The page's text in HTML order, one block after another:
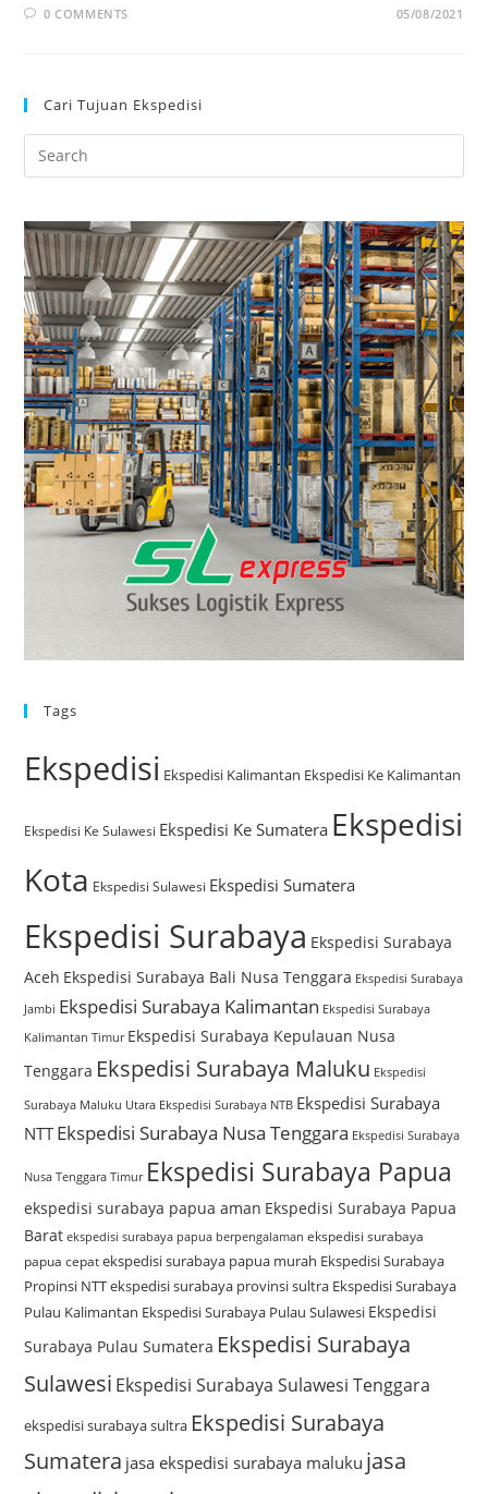
0 COMMENTS 05/08/2021
Cari Tujuan Ekspedisi
Tags
Ekspedisi Ekspedisi Kalimantan Ekspedisi Ke Kalimantan
Ekspedisi Ke Sulawesi Ekspedisi Ke Sumatera Ekspedisi
Kota Ekspedisi Sulawesi Ekspedisi Sumatera
Ekspedisi Surabaya Ekspedisi Surabaya
Aceh Ekspedisi Surabaya Bali Nusa Tenggara Ekspedisi Surabaya
Jambi Ekspedisi Surabaya Kalimantan Ekspedisi Surabaya
Kalimantan Timur Ekspedisi Surabaya Kepulauan Nusa
Tenggara Ekspedisi Surabaya Maluku Ekspedisi
Surabaya Maluku Utara Ekspedisi Surabaya NTB Ekspedisi Surabaya
NTTEkspedisi Surabaya Nusa Tenggara Ekspedisi Surabaya
Nusa Tenggara Timur Ekspedisi Surabaya Papua
ekspedisi surabaya papua aman Ekspedisi Surabaya Papua
Barat ekspedisi surabaya papua berpengalaman ekspedisi surabaya
papua cepat ekspedisi surabaya papua murah Ekspedisi Surabaya
Propinsi NTTekspedisi surabaya provinsi sultra Ekspedisi Surabaya
Pulau Kalimantan Ekspedisi Surabaya Pulau Sulawesi Ekspedisi
Surabaya Pulau Sumatera Ekspedisi Surabaya
Sulawesi Ekspedisi Surabaya Sulawesi Tenggara
ekspedisi surabaya sultra Ekspedisi Surabaya
Sumatera jasa ekspedisi surabaya maluku jasa